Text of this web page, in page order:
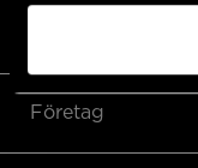
Företag